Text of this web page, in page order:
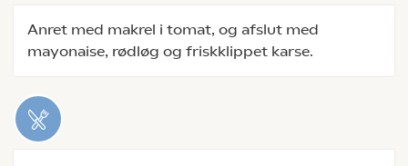
Anret med makrel i tomat, og afslut med
mayonaise, rødløg og friskklippet karse.